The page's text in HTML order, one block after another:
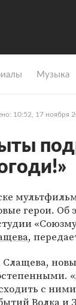
Музыка
10:52, 17 ноября
герои. Об
,
Слащева,
с
Волка и